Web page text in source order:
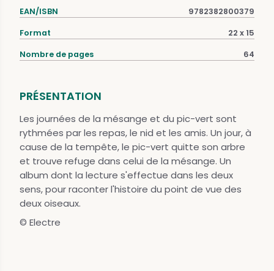
EAN/ISBN 9782382800379
Format 22 x 15
Nombre de pages 64
PRÉSENTATION
Les journées de la mésange et du pic-vert sont
rythmées par les repas, le nid et les amis. Un jour, à
cause de la tempête, le pic-vert quitte son arbre
et trouve refuge dans celui de la mésange. Un
album dont la lecture s'effectue dans les deux
sens, pour raconter l'histoire du point de vue des
deux oiseaux.
© Electre